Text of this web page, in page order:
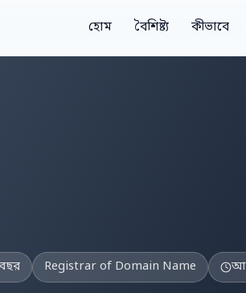
হোম বৈশিষ্ট্য কীভাবে
Registrar of Domain Name